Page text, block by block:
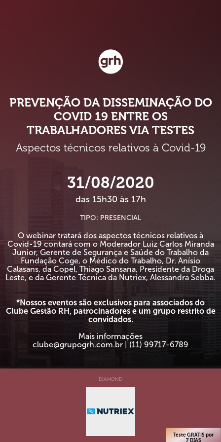
PREVENÇÃO DA DISSEMINAÇÃO DO
COVID 19 ENTRE OS
TRABALHADORES VIA TESTES
Aspectos técnicos relativos à Covid-19
31/08/2020
das 15h30 às 17h
TIPO: PRESENCIAL
O webinar tratará dos aspectos técnicos relativos à
Covid-19 contará com o Moderador Luiz Carlos Miranda
Junior, Gerente de Segurança e Saúde do Trabalho da
Fundação Coge, o Médico do Trabalho, Dr. Anísio
Calasans, da Copel, Thiago Sansana, Presidente da Droga
Leste, e da Gerente Técnica da Nutriex, Alessandra Sebba.
*Nossos eventos são exclusivos para associados do
Clube Gestão RH, patrocinadores e um grupo restrito de
convidados.
Mais informações
clube@grupogrh.com.br | (11) 99717-6789
DIAMOND
Teste GRÁTIS por
7 DIAS